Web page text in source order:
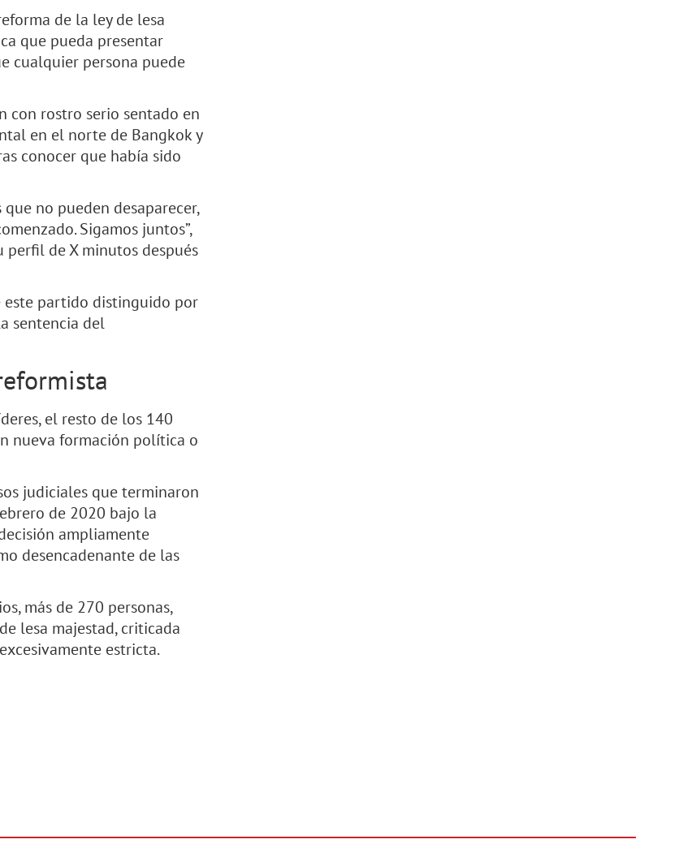
de la ley de lesa
que pueda presentar
cualquier persona puede
con rostro serio sentado en
en el norte de Bangkok y
conocer que había sido
no pueden desaparecer,
Sigamos juntos”,
perfil de X minutos después
este partido distinguido por
sentencia del
el resto de los 140
nueva formación política o
judiciales que terminaron
de 2020 bajo la
ampliamente
desencadenante de las
más de 270 personas,
lesa majestad, criticada
estricta.